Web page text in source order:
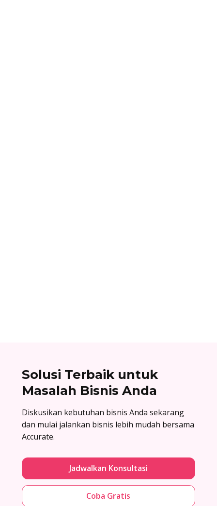
Solusi Terbaik untuk
Masalah Bisnis Anda
Diskusikan kebutuhan bisnis Anda sekarang
dan mulai jalankan bisnis lebih mudah bersama
Accurate.
Jadwalkan Konsultasi
Coba Gratis